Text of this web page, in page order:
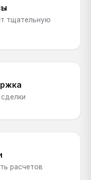
тщательную
расчетов